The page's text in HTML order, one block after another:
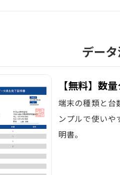
デー
【無料】数
端末の種類と台
ンプルで使いや
明書。